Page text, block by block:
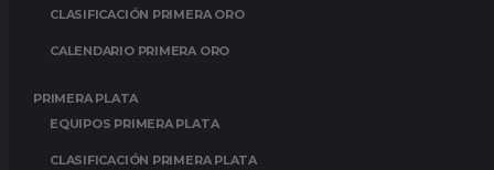
CLASIFICACIÓN PRIMERA ORO
CALENDARIO PRIMERA ORO
PRIMERA PLATA
EQUIPOS PRIMERA PLATA
CLASIFICACIÓN PRIMERA PLATA